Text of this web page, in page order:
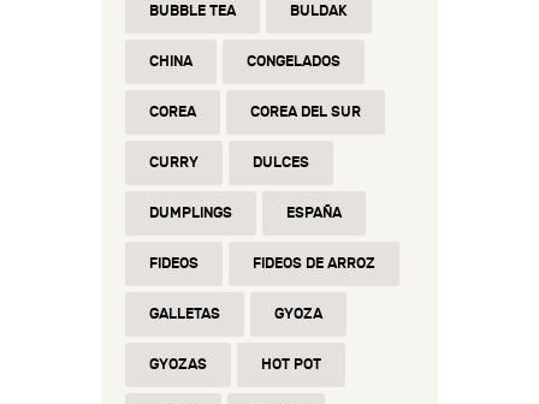
BUBBLE TEA BULDAK
CHINA CONGELADOS
COREA COREA DEL SUR
CURRY DULCES
DUMPLINGS ESPAÑA
FIDEOS FIDEOS DE ARROZ
GALLETAS GYOZA
GYOZAS HOT POT